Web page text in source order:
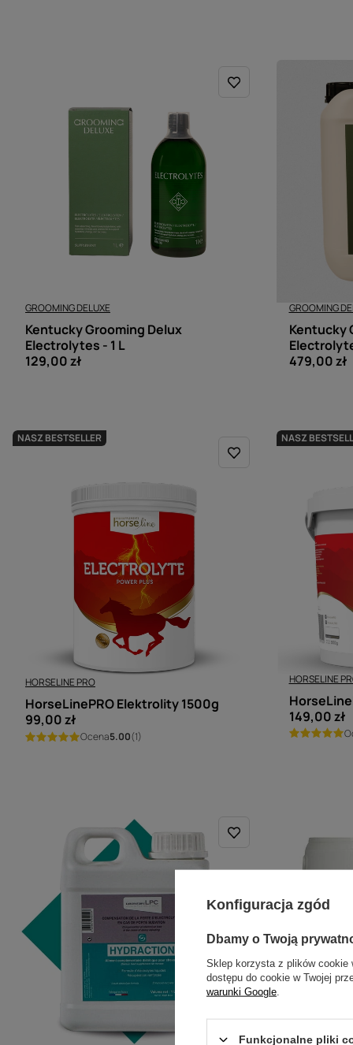
GROOMING DELUXE
Kentucky Grooming Delux
Electrolytes - 1 L
129,00 zł
GROOMING
Kentucky
479,00 zł
NASZ BESTSELLER
HORSELINE PRO
HorseLinePRO Elektrolity 1500g
99,00 zł
Ocena5.00(1)
NASZ
HORSELINE
149,00 zł
Konfiguracja zgód
Dbamy o Twoją
Sklep korzysta z plików cookie
dostępu do cookie w Twojej
warunki Google
Funkcjonalne pliki